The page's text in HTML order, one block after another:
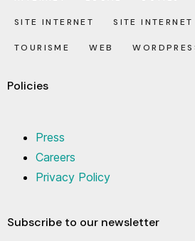
SITE INTERNET SITE INTERNET
TOURISME WEB
Policies
Press
Careers
Privacy Policy
Subscribe to our newsletter